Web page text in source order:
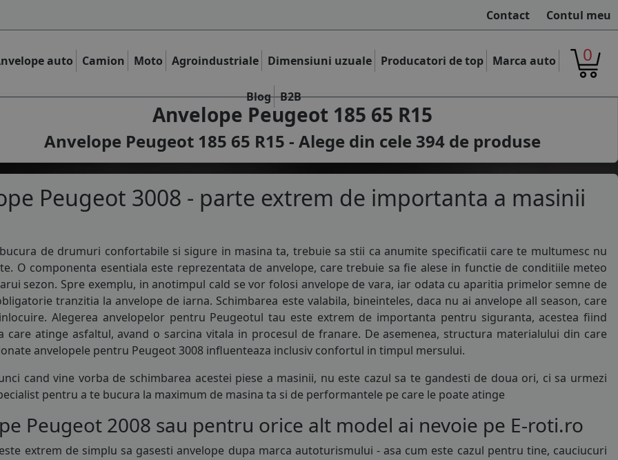
Contact Contul meu
auto Camion Moto Agroindustriale Dimensiuni uzuale Producatori de top Marca auto
Blog B2B
0
Anvelope Peugeot 185 65 R15
Anvelope Peugeot 185 65 R15 - Alege din cele 394 de produse
Peugeot 3008 - parte extrem de importanta a masinii
de drumuri confortabile si sigure in masina ta, trebuie sa stii ca anumite specificatii care te multumesc nu
O componenta esentiala este reprezentata de anvelope, care trebuie sa fie alese in functie de conditiile meteo
sezon. Spre exemplu, in anotimpul cald se vor folosi anvelope de vara, iar odata cu aparitia primelor semne de
tranzitia la anvelope de iarna. Schimbarea este valabila, bineinteles, daca nu ai anvelope all season, care
Alegerea anvelopelor pentru Peugeotul tau este extrem de importanta pentru siguranta, acestea fiind
care atinge asfaltul, avand o sarcina vitala in procesul de franare. De asemenea, structura materialului din care
anvelopele pentru Peugeot 3008 influenteaza inclusiv confortul in timpul mersului.
cand vine vorba de schimbarea acestei piese a masinii, nu este cazul sa te gandesti de doua ori, ci sa urmezi
pentru a te bucura la maximum de masina ta si de performantele pe care le poate atinge
Peugeot 2008 sau pentru orice alt model ai nevoie pe E-roti.ro
extrem de simplu sa gasesti anvelope dupa marca autoturismului - asa cum este cazul pentru tine, cauciucuri